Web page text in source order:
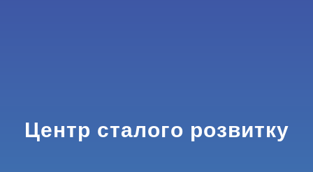
Центр сталого розвитку